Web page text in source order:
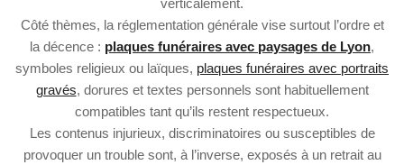
verticalement.
Côté thèmes, la réglementation générale vise surtout l’ordre et
la décence : plaques funéraires avec paysages de Lyon,
symboles religieux ou laïques, plaques funéraires avec portraits
gravés, dorures et textes personnels sont habituellement
compatibles tant qu’ils restent respectueux.
Les contenus injurieux, discriminatoires ou susceptibles de
provoquer un trouble sont, à l’inverse, exposés à un retrait au